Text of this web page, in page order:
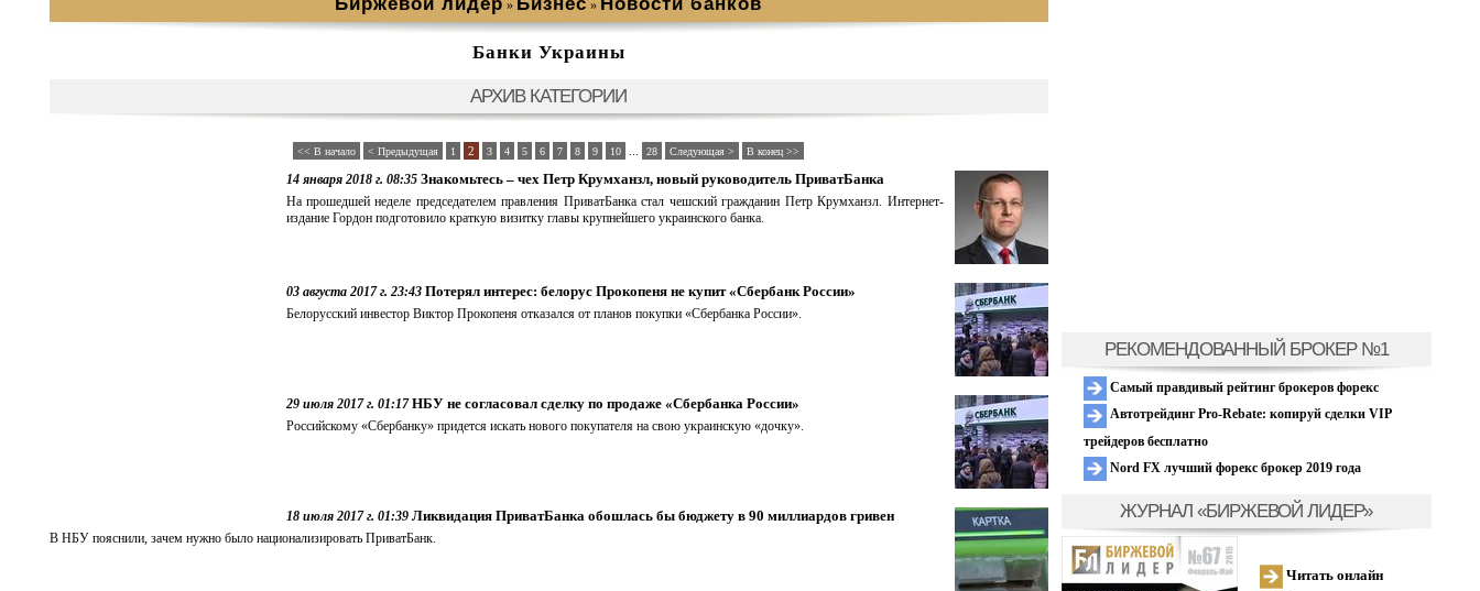
» »
Банки Украины
АРХИВ КАТЕГОРИИ
<< В начало < Предыдущая 1 2 3 4 5 6 7 8 9 10 28 Следующая > В конец >>
14 января 2018 г. 08:35 Знакомьтесь – чех Петр Крумханзл, новый руководитель ПриватБанка
На прошедшей неделе председателем правления ПриватБанка стал чешский гражданин Петр Крумханзл. Интернет-
издание Гордон подготовило краткую визитку главы крупнейшего украинского банка.
03 августа 2017 г. 23:43 Потерял интерес: белорус Прокопеня не купит «Сбербанк России»
Белорусский инвестор Виктор Прокопеня отказался от планов покупки «Сбербанка России».
29 июля 2017 г. 01:17 НБУ не согласовал сделку по продаже «Сбербанка России»
Российскому «Сбербанку» придется искать нового покупателя на свою украинскую «дочку».
18 июля 2017 г. 01:39 Ликвидация ПриватБанка обошлась бы бюджету в 90 миллиардов гривен
В НБУ пояснили, зачем нужно было национализировать ПриватБанк.
РЕКОМЕНДОВАННЫЙ БРОКЕР №1
Самый правдивый рейтинг брокеров форекс
Автотрейдинг Pro-Rebate: копируй сделки VIP
трейдеров бесплатно
Nord FX лучший форекс брокер 2019 года
ЖУРНАЛ «БИРЖЕВОЙ ЛИДЕР»
Читать онлайн